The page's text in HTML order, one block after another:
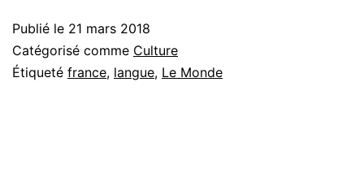
Publié le 21 mars 2018
Catégorisé comme Culture
Étiqueté france, langue, Le Monde